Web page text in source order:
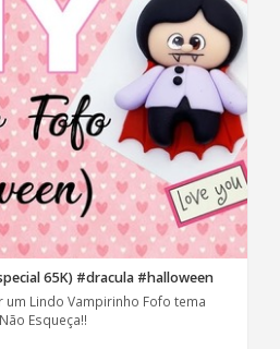
65K) #dracula #halloween
um Lindo Vampirinho Fofo tema
Esqueça!!